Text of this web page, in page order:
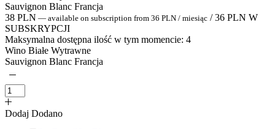
Sauvignon Blanc Francja
38 PLN — available on subscription from 36 PLN / miesiąc / 36 PLN W
SUBSKRYPCJI
Maksymalna dostępna ilość w tym momencie: 4
Wino Białe Wytrawne
Sauvignon Blanc Francja
Dodaj Dodano